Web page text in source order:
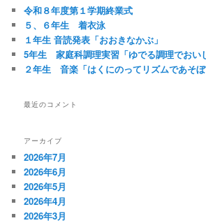
令和８年度第１学期終業式
５、６年生 着衣泳
１年生 音読発表「おおきなかぶ」
5年生 家庭科調理実習「ゆでる調理でおい
２年生 音楽「はくにのってリズムであそぼ
最近のコメント
アーカイブ
2026年7月
2026年6月
2026年5月
2026年4月
2026年3月